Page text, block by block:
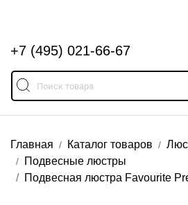
+7 (495) 021-66-67
Главная Каталог товаров
Подвесные люстры
Подвесная люстра Favourite